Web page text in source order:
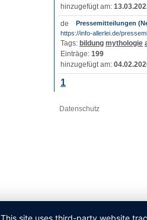
hinzugefügt am:
Pressemitteilungen
https://info-allerlei.de/
Tags: bildung mythologie
Einträge: 199
hinzugefügt am:
1
Datenschutz
This site uses third-party website